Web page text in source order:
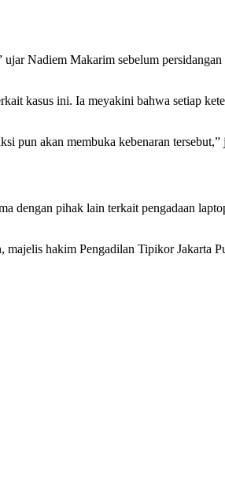
Nadiem Makarim sebelum
kasus ini. Ia meyakini bahwa setiap
pun akan membuka kebenaran tersebut,”
dengan pihak lain terkait pengadaan
hakim Pengadilan Tipikor Jakarta